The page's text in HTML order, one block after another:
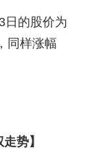
日的股价为
同样涨幅
势】